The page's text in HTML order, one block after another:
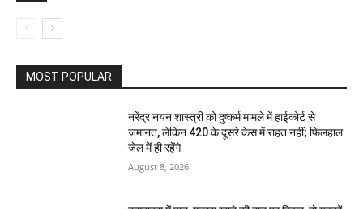
MOST POPULAR
नरेंद्र नयन शास्त्री को दुष्कर्म मामले में हाईकोर्ट से
जमानत, लेकिन 420 के दूसरे केस में राहत नहीं; फिलहाल
जेल में ही रहेंगे
August 8, 2026